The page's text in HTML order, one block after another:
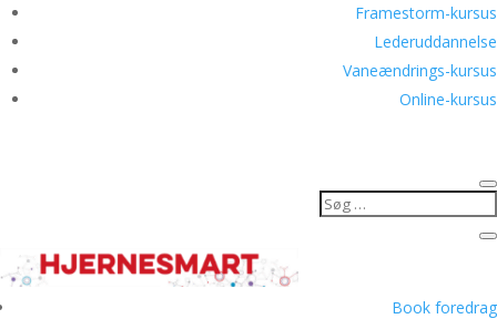
Framestorm-kursus
Lederuddannelse
Vaneændrings-kursus
Online-kursus
Book foredrag